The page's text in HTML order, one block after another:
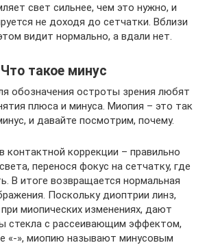
свет сильнее, чем это нужно, и
не доходя до сетчатки. Вблизи
видит нормально, а вдали нет.
Что такое минус
обозначения остроты зрения любят
плюса и минуса. Миопия – это так
и давайте посмотрим, почему.
контактной коррекции – правильно
перенося фокус на сетчатку, где
В итоге возвращается нормальная
Поскольку диоптрии линз,
миопических изменениях, дают
стекла с рассеивающим эффектом,
«-», миопию называют минусовым